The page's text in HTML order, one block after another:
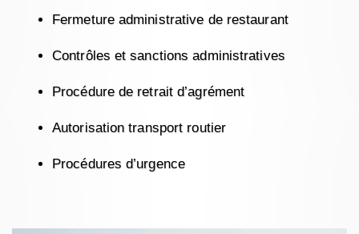
Fermeture administrative de restaurant
Contrôles et sanctions administratives
Procédure de retrait d’agrément
Autorisation transport routier
Procédures d’urgence